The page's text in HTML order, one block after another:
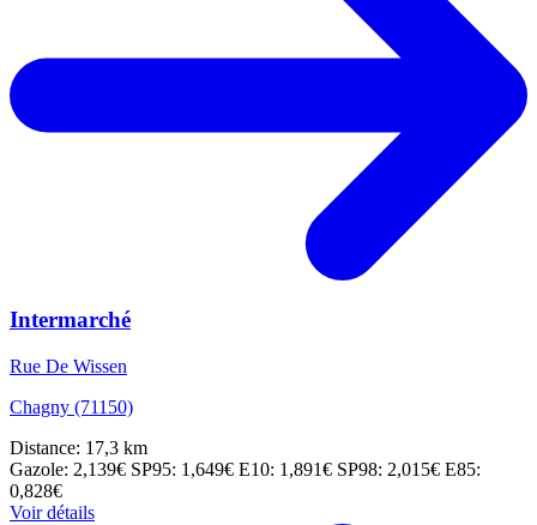
Intermarché
Rue De Wissen
Chagny (71150)
Distance: 17,3 km
Gazole: 2,139€ SP95: 1,649€ E10: 1,891€ SP98: 2,015€ E85:
0,828€
Voir détails